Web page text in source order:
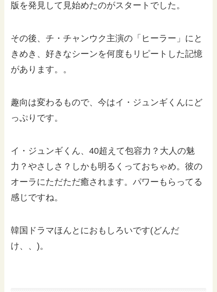
版を発見して見始めたのがスタートでした。
その後、チ・チャンウク主演の「ヒーラー」にと
きめき、好きなシーンを何度もリピートした記憶
があります。。
趣向は変わるもので、今はイ・ジュンギくんにど
っぷりです。
イ・ジュンギくん、40超えて包容力？大人の魅
力？やさしさ？しかも明るくっておちゃめ。彼の
オーラにただただ癒されます。パワーもらってる
感じですね。
韓国ドラマほんとにおもしろいです(どんだ
け、、)。